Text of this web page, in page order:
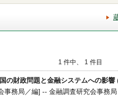
1 件中、 1 件目
の財政問題と金融システムへの影
事務局／編] -- 金融調査研究会事務